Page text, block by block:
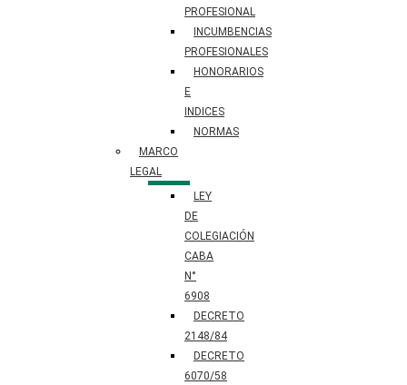
PROFESIONAL
INCUMBENCIAS
PROFESIONALES
HONORARIOS
E
INDICES
NORMAS
MARCO
LEGAL
LEY
DE
COLEGIACIÓN
CABA
N°
6908
DECRETO
2148/84
DECRETO
6070/58